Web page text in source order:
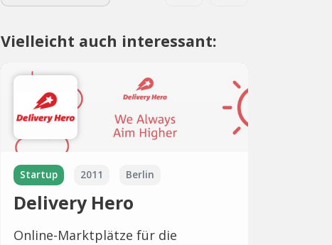
Vielleicht auch interessant:
Startup 2011 Berlin
Delivery Hero
Online-Marktplätze für die